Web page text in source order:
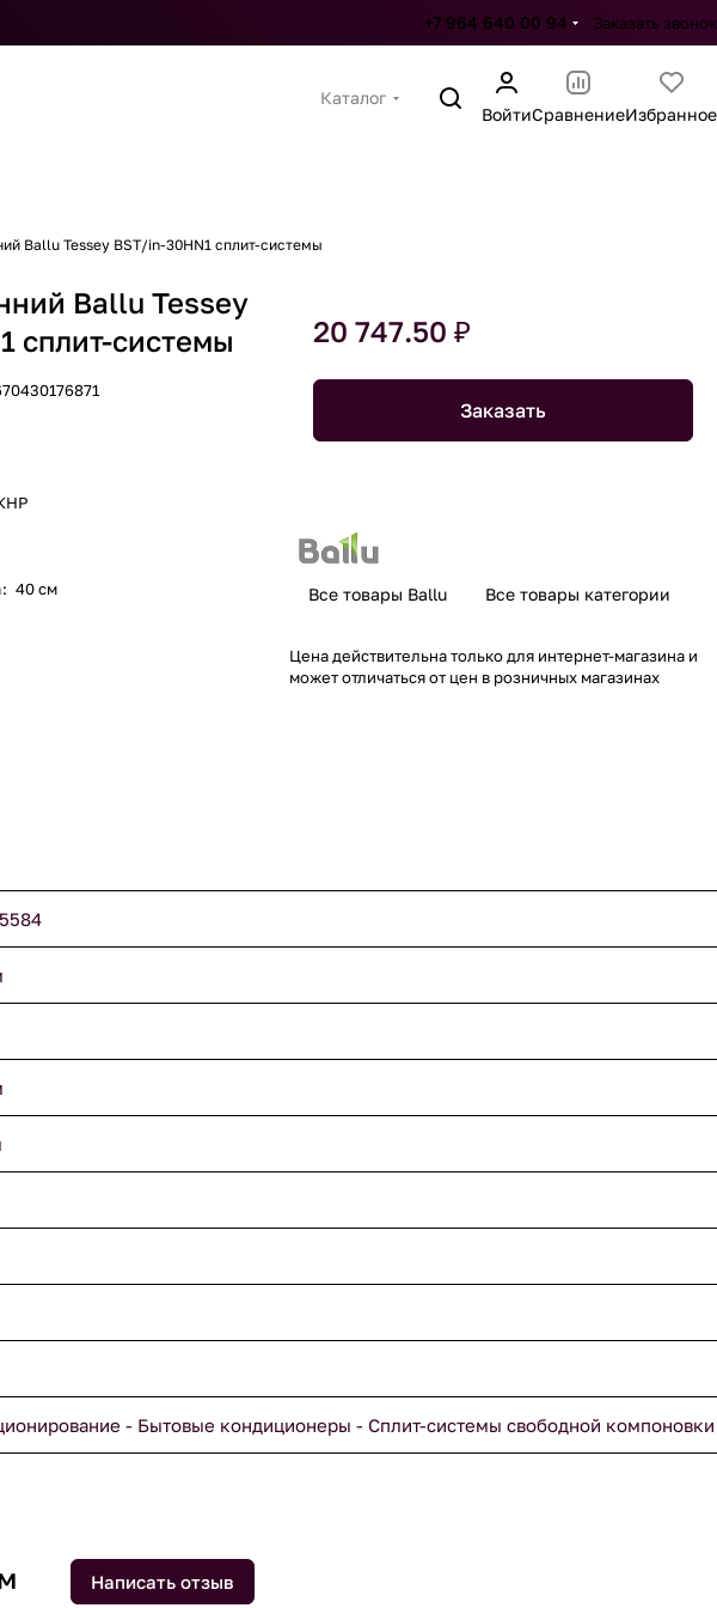
+7 964 640 00 94 Заказать звонок
Каталог
ВойтиСравнениеИзбранное
Ballu Tessey BST/in-30HN1 сплит-системы
Ballu Tessey
сплит-системы
: 40 см
20 747.50 ₽
Заказать
Все товары Ballu Все товары категории
Цена действительна только для интернет-магазина и
может отличаться от цен в розничных магазинах
- Бытовые кондиционеры - Сплит-системы свободной компоновки
Написать отзыв